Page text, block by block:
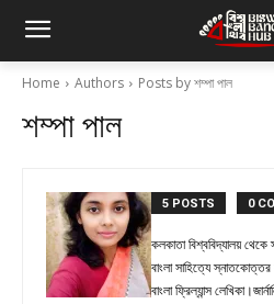
Home Authors Posts by শম্পা পাল
শম্পা পাল
5 POSTS 0
কলকাতা বিশ্ববিদ্যালয় থেকে
বাংলা সাহিত্যে
বাংলা ফ্রিল্যান্স